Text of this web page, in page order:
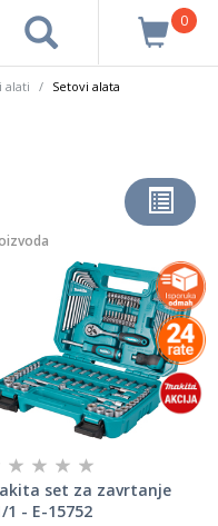
0
alati Setovi alata
set za zavrtanje
1 - E-15752